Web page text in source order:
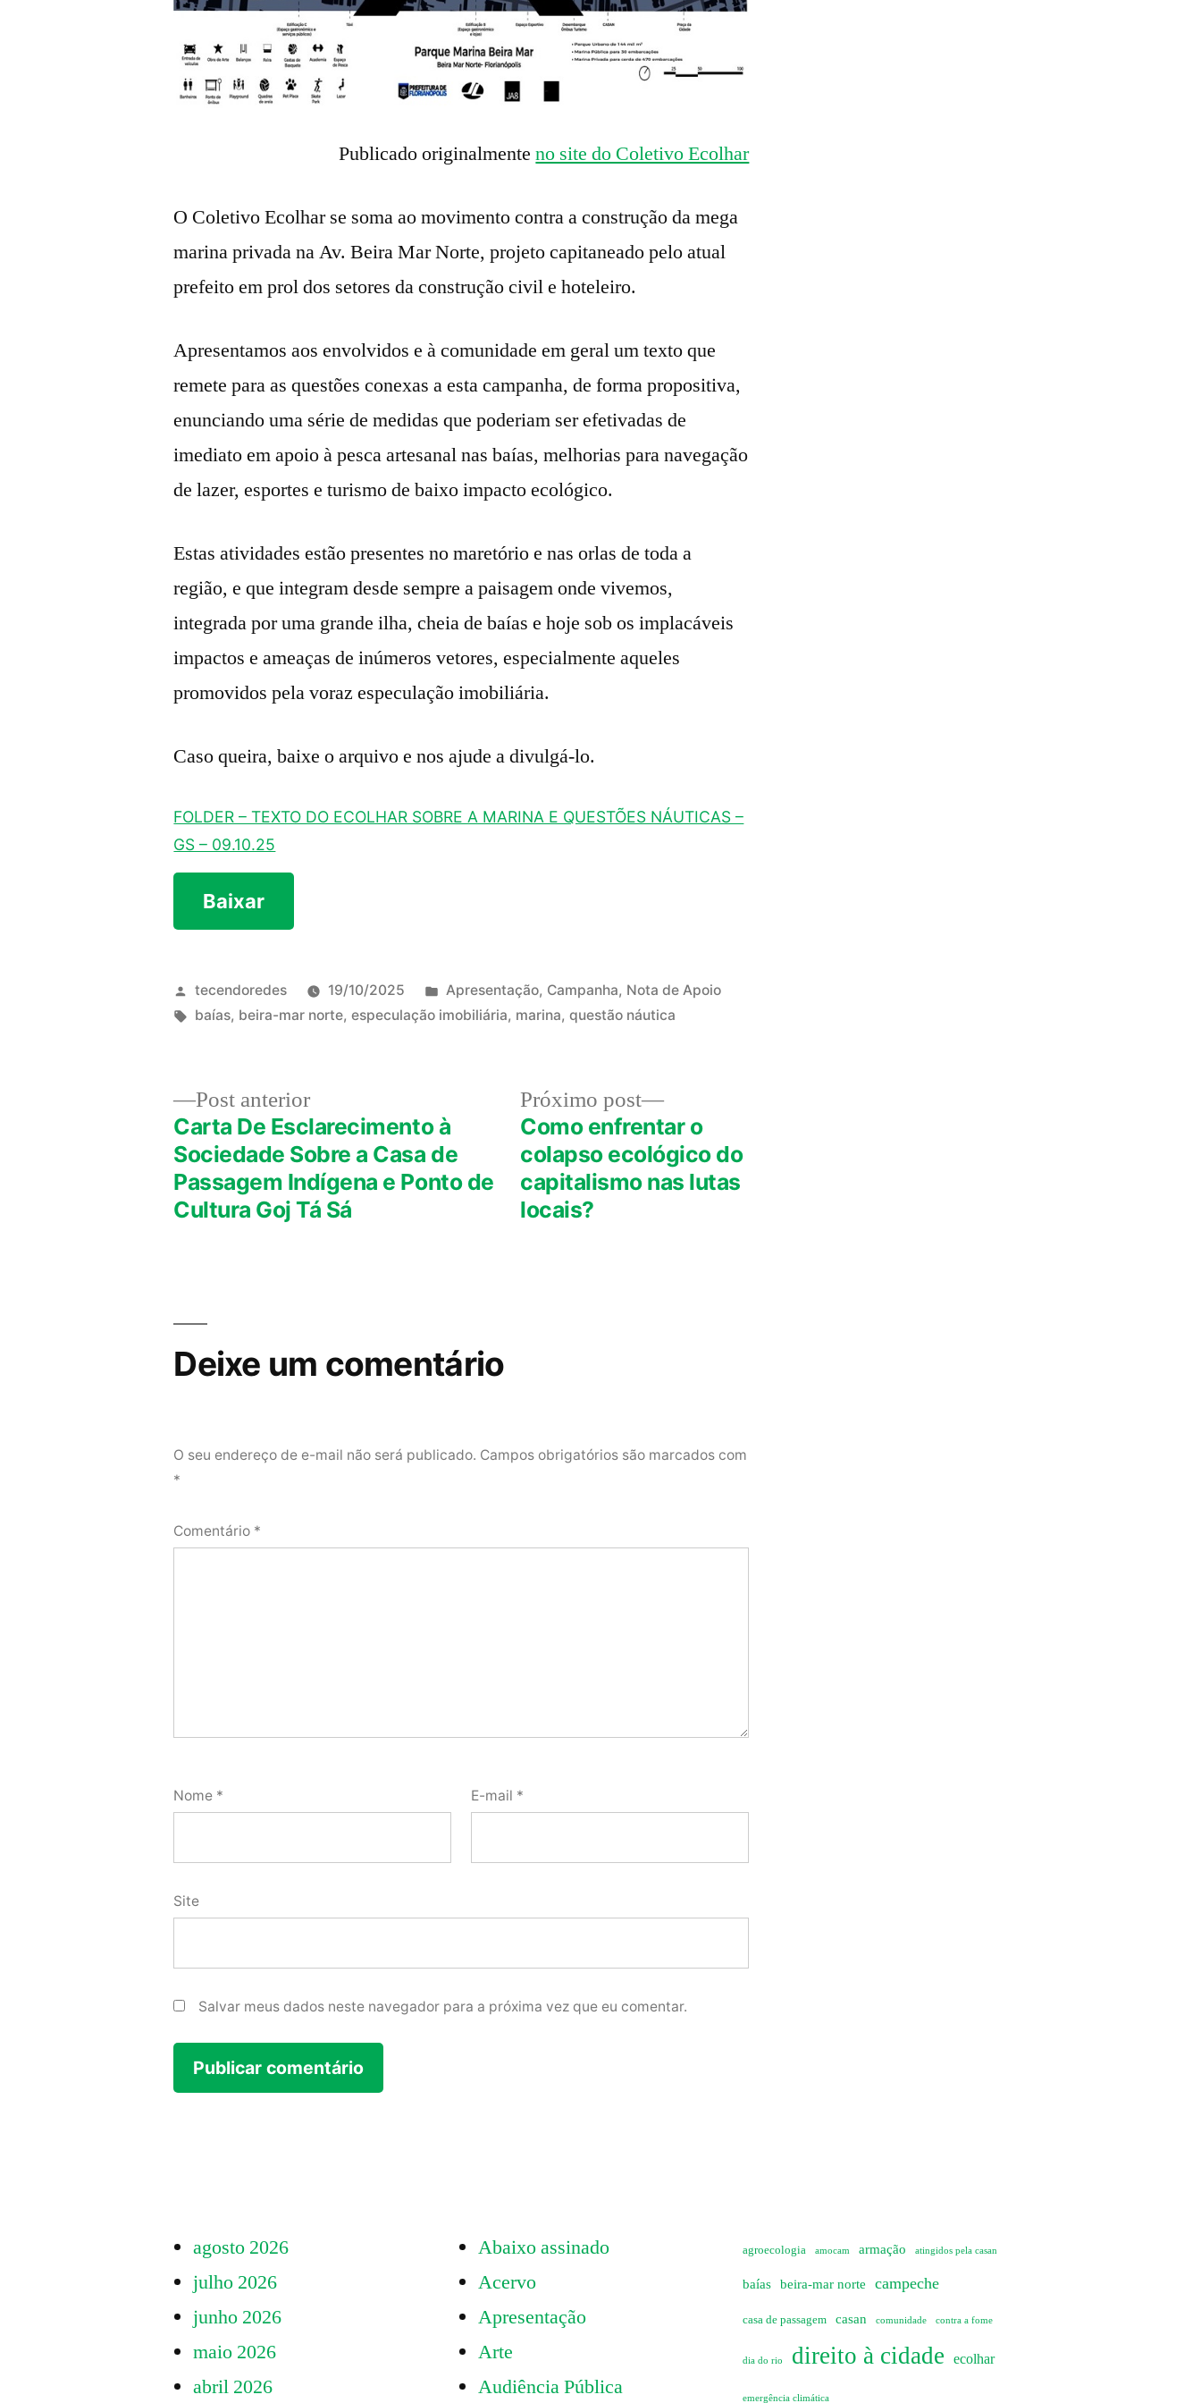
Publicado originalmenteno site do Coletivo Ecolhar
O Coletivo Ecolhar se soma ao movimento contra a construção da mega
marina privada na Av. Beira Mar Norte, projeto capitaneado pelo atual
prefeito em prol dos setores da construção civil e hoteleiro.
Apresentamos aos envolvidos e à comunidade em geral um texto que
remete para as questões conexas a esta campanha, de forma propositiva,
enunciando uma série de medidas que poderiam ser efetivadas de
imediato em apoio à pesca artesanal nas baías, melhorias para navegação
de lazer, esportes e turismo de baixo impacto ecológico.
Estas atividades estão presentes no maretório e nas orlas de toda a
região, e que integram desde sempre a paisagem onde vivemos,
integrada por uma grande ilha, cheia de baías e hoje sob os implacáveis
impactos e ameaças de inúmeros vetores, especialmente aqueles
promovidos pela voraz especulação imobiliária.
Caso queira, baixe o arquivo e nos ajude a divulgá-lo.
FOLDER – TEXTO DO ECOLHAR SOBRE A MARINA E QUESTÕES NÁUTICAS –
GS – 09.10.25
Baixar
Publicado
por
tecendoredes 19/10/2025
Publicado
em
Apresentação, Campanha, Nota de Apoio
Tags:
baías, beira-mar norte,especulação imobiliária, marina,questão náutica
Navegação
Post anteriorPost
anterior:
Carta De Esclarecimento à
Sociedade Sobre a Casa de
Passagem Indígena e Ponto de
Cultura Goj Tá Sá
Próximo post
Próximo
post:
Como enfrentar o
colapso ecológico do
capitalismo nas lutas
locais?
Deixe um comentário
O seu endereço de e-mail não será publicado. Campos obrigatórios são marcados com
*
Comentário *
Nome * E-mail *
Site
Salvar meus dados neste navegador para a próxima vez que eu comentar.
agosto 2026
julho 2026
junho 2026
maio 2026
abril 2026
Abaixo assinado
Acervo
Apresentação
Arte
Audiência Pública
agroecologia amocam armação atingidos pela casan
baías beira-mar norte campeche
casa de passagem casan comunidade contra a fome
dia do rio direito à cidade ecolhar
emergência climática